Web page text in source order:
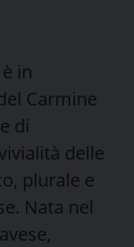
in
Carmine
di
delle
plurale e
Nata nel